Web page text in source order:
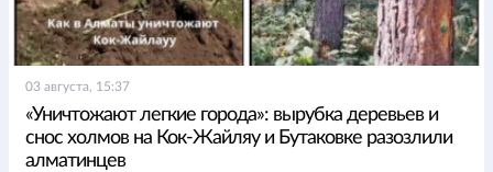
03 августа, 15:37
«Уничтожают легкие города»: вырубка деревьев и
снос холмов на Кок-Жайляу и Бутаковке разозлили
алматинцев